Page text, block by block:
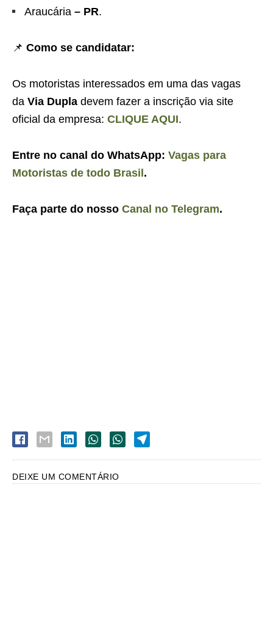
Araucária – PR.
📌 Como se candidatar:
Os motoristas interessados em uma das vagas
da Via Dupla devem fazer a inscrição via site
oficial da empresa: CLIQUE AQUI.
Entre no canal do WhatsApp: Vagas para
Motoristas de todo Brasil.
Faça parte do nosso Canal no Telegram.
DEIXE UM COMENTÁRIO